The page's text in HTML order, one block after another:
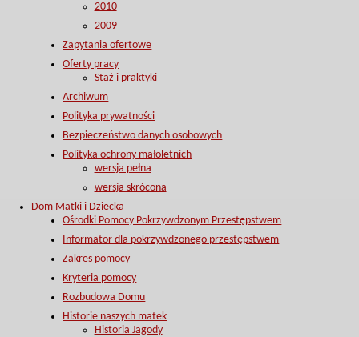
2010
2009
Zapytania ofertowe
Oferty pracy
Staż i praktyki
Archiwum
Polityka prywatności
Bezpieczeństwo danych osobowych
Polityka ochrony małoletnich
wersja pełna
wersja skrócona
Dom Matki i Dziecka
Ośrodki Pomocy Pokrzywdzonym Przestępstwem
Informator dla pokrzywdzonego przestępstwem
Zakres pomocy
Kryteria pomocy
Rozbudowa Domu
Historie naszych matek
Historia Jagody